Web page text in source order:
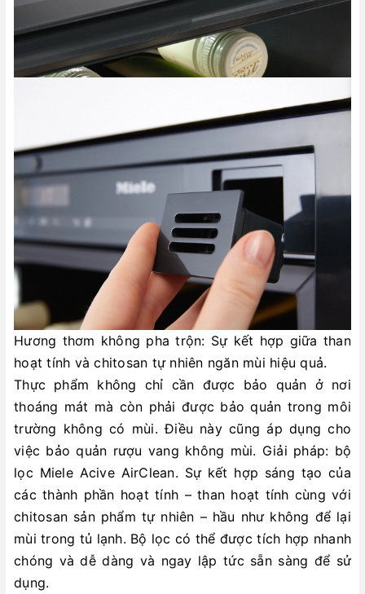
Hương thơm không pha trộn: Sự kết hợp giữa than
hoạt tính và chitosan tự nhiên ngăn mùi hiệu quả.
Thực phẩm không chỉ cần được bảo quản ở nơi
thoáng mát mà còn phải được bảo quản trong môi
trường không có mùi. Điều này cũng áp dụng cho
việc bảo quản rượu vang không mùi. Giải pháp: bộ
lọc Miele Acive AirClean. Sự kết hợp sáng tạo của
các thành phần hoạt tính – than hoạt tính cùng với
chitosan sản phẩm tự nhiên – hầu như không để lại
mùi trong tủ lạnh. Bộ lọc có thể được tích hợp nhanh
chóng và dễ dàng và ngay lập tức sẵn sàng để sử
dụng.